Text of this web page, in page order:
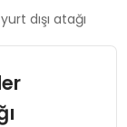
dışı atağı